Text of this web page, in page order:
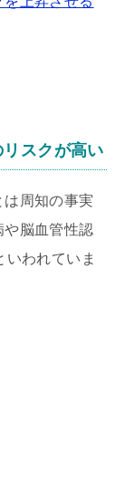
スクが高い
周知の事実
や脳血管性認
われていま